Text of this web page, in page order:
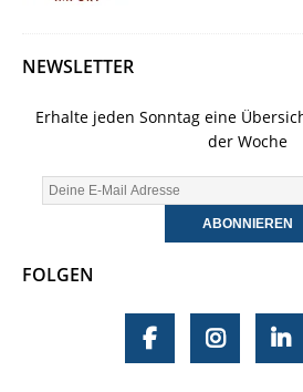
NEWSLETTER
Erhalte jeden Sonntag eine
der Woche
FOLGEN